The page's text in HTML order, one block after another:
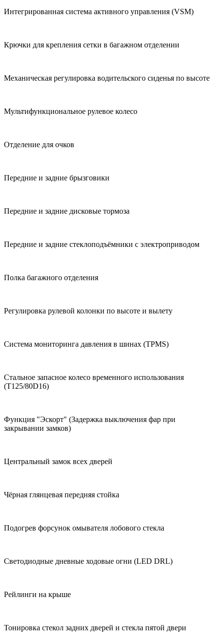
Интегрированная система активного управления (VSM)
Крючки для крепления сетки в багажном отделении
Механическая регулировка водительского сиденья по высоте
Мультифункциональное рулевое колесо
Отделение для очков
Передние и задние брызговики
Передние и задние дисковые тормоза
Передние и задние стеклоподъёмники с электроприводом
Полка багажного отделения
Регулировка рулевой колонки по высоте и вылету
Система мониторинга давления в шинах (TPMS)
Стальное запасное колесо временного использования
(T125/80D16)
Функция "Эскорт" (Задержка выключения фар при
закрывании замков)
Центральный замок всех дверей
Чёрная глянцевая передняя стойка
Подогрев форсунок омывателя лобового стекла
Светодиодные дневные ходовые огни (LED DRL)
Рейлинги на крыше
Тонировка стекол задних дверей и стекла пятой двери